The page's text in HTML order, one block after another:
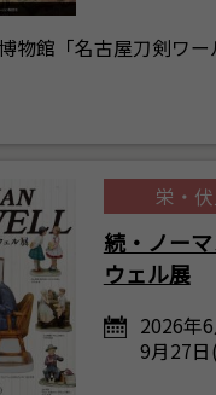
物館「名古屋刀剣ワー
栄・
続・ノー
ウェル展
2026年
9月27日